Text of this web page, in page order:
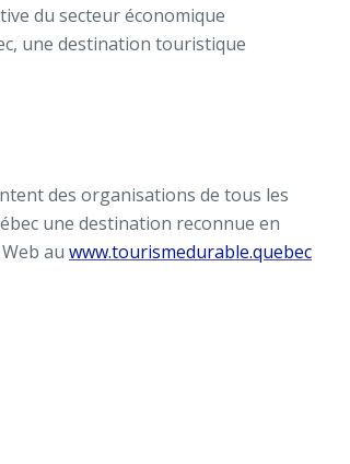
du secteur économique
, une destination touristique
des organisations de tous les
une destination reconnue en
au www.tourismedurable.quebec